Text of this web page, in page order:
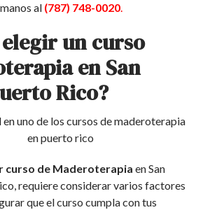
al (787) 748-0020.
un curso
en San
Rico?
curso de Maderoterapia en San
requiere considerar varios factores
que el curso cumpla con tus